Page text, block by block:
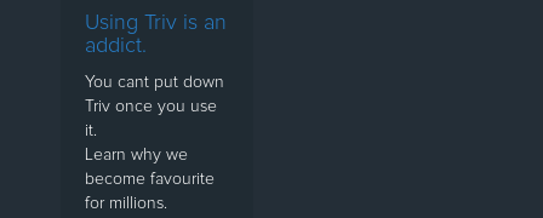
Using Triv is an
addict.
You cant put down
Triv once you use
it.
Learn why we
become favourite
for millions.